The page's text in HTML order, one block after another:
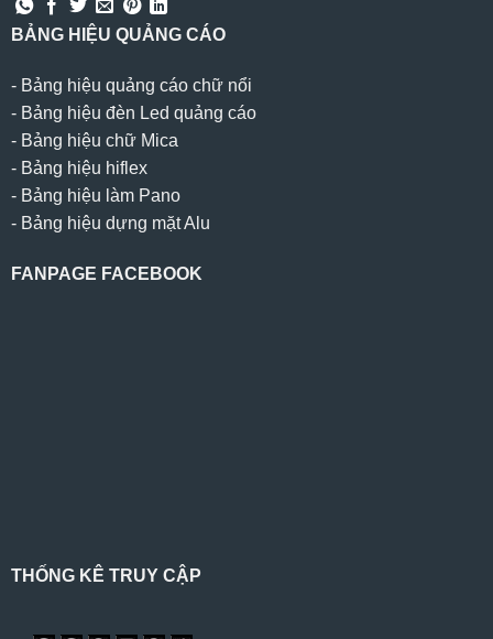
BẢNG HIỆU QUẢNG CÁO
- Bảng hiệu quảng cáo chữ nổi
- Bảng hiệu đèn Led quảng cáo
- Bảng hiệu chữ Mica
- Bảng hiệu hiflex
- Bảng hiệu làm Pano
- Bảng hiệu dựng mặt Alu
FANPAGE FACEBOOK
THỐNG KÊ TRUY CẬP